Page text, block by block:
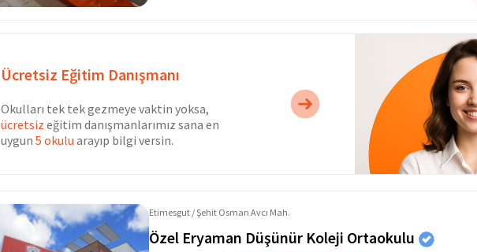
Ücretsiz Eğitim Danışmanı
Okulları tek tek gezmeye vaktin yoksa,
ücretsiz eğitim danışmanlarımız sana en
uygun 5 okulu arayıp bilgi versin.
Etimesgut / Şehit Osman Avcı Mah.
Özel Eryaman Düşünür Koleji Ortaokulu